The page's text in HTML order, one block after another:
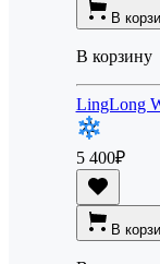
В
В корзину
LingLong
5 400₽
В